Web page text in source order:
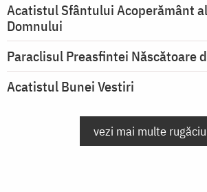
Acatistul Sfântului Acoperământ
Domnului
Paraclisul Preasfintei Născătoare
Acatistul Bunei Vestiri
vezi mai multe